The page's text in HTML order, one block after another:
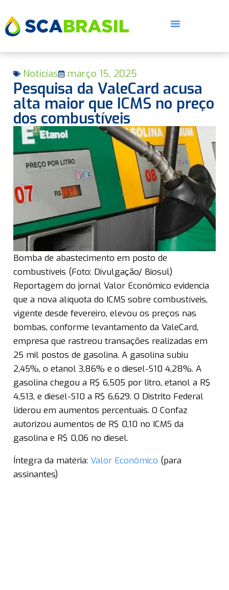
Notícias março 15, 2025
Pesquisa da ValeCard acusa
alta maior que ICMS no preço
dos combustíveis
Bomba de abastecimento em posto de
combustíveis (Foto: Divulgação/ Biosul)
Reportagem do jornal Valor Econômico evidencia
que a nova alíquota do ICMS sobre combustíveis,
vigente desde fevereiro, elevou os preços nas
bombas, conforme levantamento da ValeCard,
empresa que rastreou transações realizadas em
25 mil postos de gasolina. A gasolina subiu
2,45%, o etanol 3,86% e o diesel-S10 4,28%. A
gasolina chegou a R$ 6,505 por litro, etanol a R$
4,513, e diesel-S10 a R$ 6,629. O Distrito Federal
liderou em aumentos percentuais. O Confaz
autorizou aumentos de R$ 0,10 no ICMS da
gasolina e R$ 0,06 no diesel.
Íntegra da matéria: Valor Econômico (para
assinantes)